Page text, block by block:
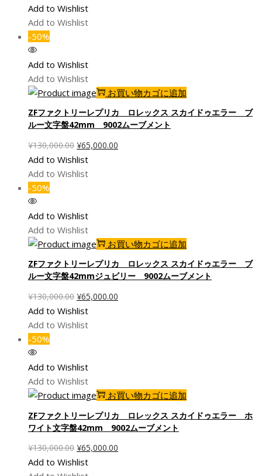
の
価
¥130,000.00
で
し
で
Add to Wishlist
Add to Wishlist
-50%
Add to Wishlist
Add to Wishlist
お買い物カゴに追加
ZFファクトリーレプリカ ロレックス スカイドゥエラー ブ
ルー文字盤42mm 9002ムーブメント
¥130,000.00 元
の
価
¥130,000.00
で
し
¥65,000.00
で
Add to Wishlist
Add to Wishlist
-50%
Add to Wishlist
Add to Wishlist
お買い物カゴに追加
ZFファクトリーレプリカ ロレックス スカイドゥエラー ブ
ルー文字盤42mmジュビリー 9002ムーブメント
¥130,000.00 元
の
価
¥130,000.00
で
し
¥65,000.00
で
Add to Wishlist
Add to Wishlist
-50%
Add to Wishlist
Add to Wishlist
お買い物カゴに追加
ZFファクトリーレプリカ ロレックス スカイドゥエラー ホ
ワイト文字盤42mm 9002ムーブメント
¥130,000.00 元
の
¥65,000.00
Add to Wishlist